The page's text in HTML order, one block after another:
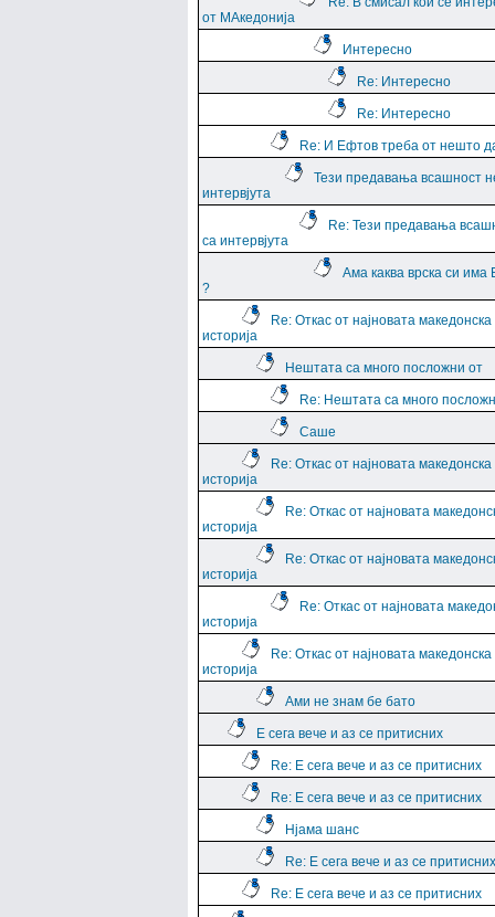
от МАкедонија
Интересно
Re: Интересно
Re: Интересно
Re: И Ефтов треба от нешто
Тези предавања всашност
интервјута
Re: Тези предавања
са интервјута
Ама каква врска си има
?
Re: Откас от најновата македонска
историја
Нештата са много посложни от
Re: Нештата са много
Саше
Re: Откас от најновата македонска
историја
Re: Откас от најновата
историја
Re: Откас от најновата
историја
Re: Откас от најновата
историја
Re: Откас от најновата македонска
историја
Ами не знам бе бато
Е сега вече и аз се притисних
Re: Е сега вече и аз се притисних
Re: Е сега вече и аз се притисних
Нјама шанс
Re: Е сега вече и аз се притисних
Re: Е сега вече и аз се притисних